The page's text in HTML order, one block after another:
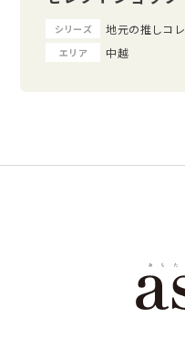
シリーズ 地元の推しコレ
エリア 中越